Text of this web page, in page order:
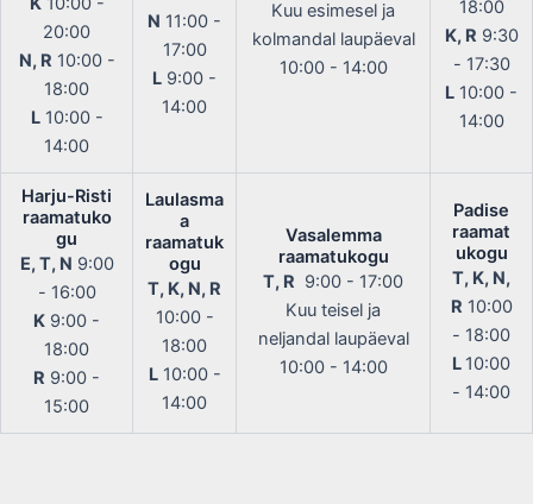
20:00
N, R 10:00 -
18:00
L10:00 -
14:00
N 11:00 -
17:00
L 9:00 -
14:00
Kuu esimesel ja
kolmandal laupäeval
10:00 - 14:00
18:00
K, R 9:30
- 17:30
L 10:00 -
14:00
Harju-Risti
raamatuko
gu
E, T, N 9:00
- 16:00
K 9:00 -
18:00
R 9:00 -
15:00
Laulasma
a
raamatuk
ogu
T, K, N, R
10:00 -
18:00
L10:00 -
14:00
Vasalemma
raamatukogu
T, R 9:00 - 17:00
Kuu teisel ja
neljandal laupäeval
10:00 - 14:00
Padise
raamat
ukogu
T, K, N,
R 10:00
- 18:00
L 10:00
- 14:00